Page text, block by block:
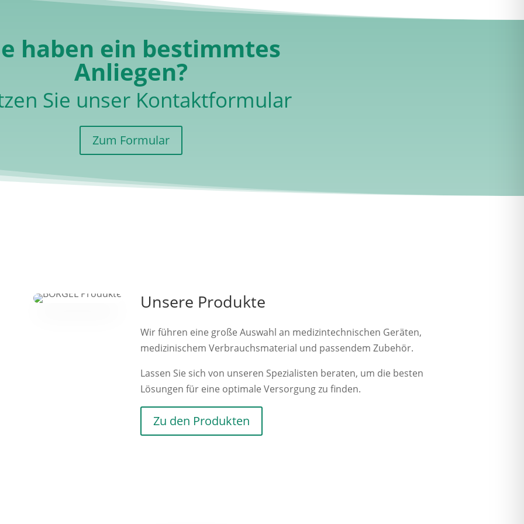
haben ein bestimmtes
Anliegen?
Sie unser Kontaktformular
Zum Formular
Unsere Produkte
Wir führen eine große Auswahl an medizintechnischen Geräten,
medizinischem Verbrauchsmaterial und passendem Zubehör.
Lassen Sie sich von unseren Spezialisten beraten, um die besten
Lösungen für eine optimale Versorgung zu finden.
Zu den Produkten